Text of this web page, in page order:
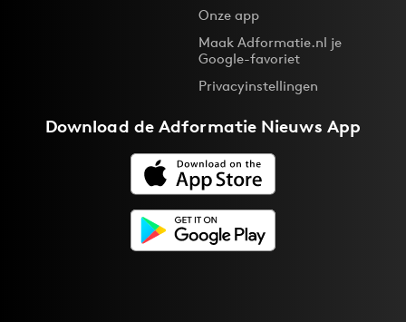
Onze app
Maak Adformatie.nl je
Google-favoriet
Privacyinstellingen
Download deAdformatie Nieuws App